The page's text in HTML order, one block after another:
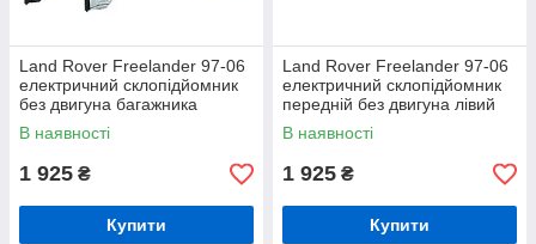
Land Rover Freelander 97-06
електричний склопідйомник
без двигуна багажника
В наявності
1 925 ₴
Купити
Land Rover Freelander 97-06
електричний склопідйомник
передній без двигуна лівий
В наявності
1 925 ₴
Купити